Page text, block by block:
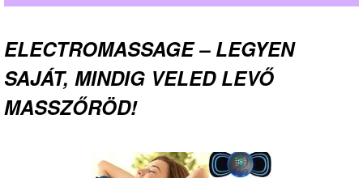
ELECTROMASSAGE – LEGYEN
SAJÁT, MINDIG VELED LEVŐ
MASSZŐRÖD!